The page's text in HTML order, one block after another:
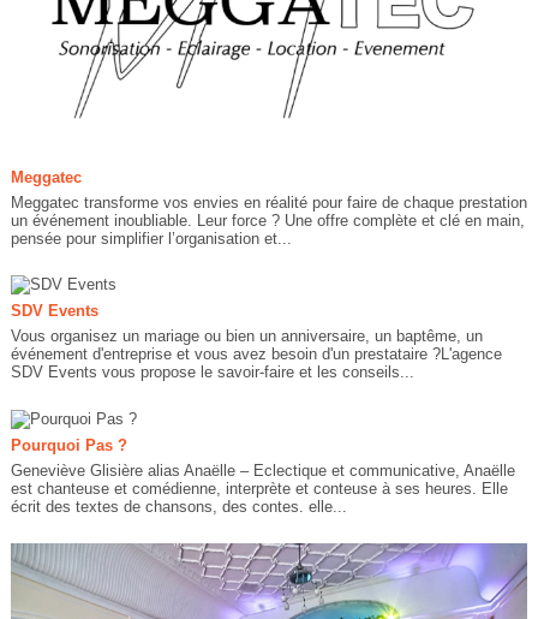
Meggatec
Meggatec transforme vos envies en réalité pour faire de chaque prestation
un événement inoubliable. Leur force ? Une offre complète et clé en main,
pensée pour simplifier l’organisation et...
SDV Events
Vous organisez un mariage ou bien un anniversaire, un baptême, un
événement d'entreprise et vous avez besoin d'un prestataire ?L'agence
SDV Events vous propose le savoir-faire et les conseils...
Pourquoi Pas ?
Geneviève Glisière alias Anaëlle – Eclectique et communicative, Anaëlle
est chanteuse et comédienne, interprète et conteuse à ses heures. Elle
écrit des textes de chansons, des contes. elle...